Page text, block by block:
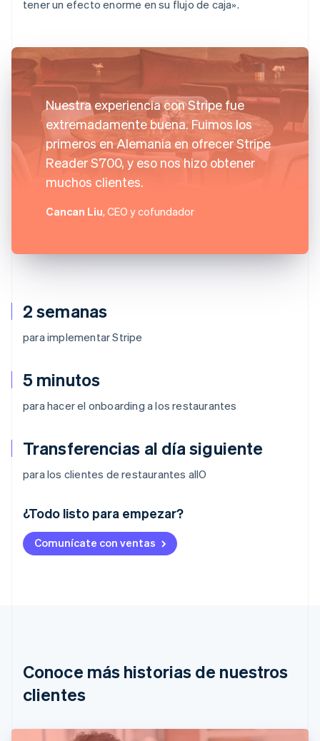
2 semanas
para implementar Stripe
5 minutos
para hacer el onboarding a los restaurantes
Transferencias al día siguiente
para los clientes de restaurantes allO
¿Todo listo para empezar?
Comunícate con ventas
tener un efecto enorme en su flujo de caja».
Nuestra experiencia con Stripe fue
extremadamente buena. Fuimos los
primeros en Alemania en ofrecer Stripe
Reader S700, y eso nos hizo obtener
muchos clientes.
Cancan Liu, CEO y cofundador
Conoce más historias de nuestros
clientes
Alemania
DeutschEnglish
Australia
Bulgaria
English
Canadá
China continental